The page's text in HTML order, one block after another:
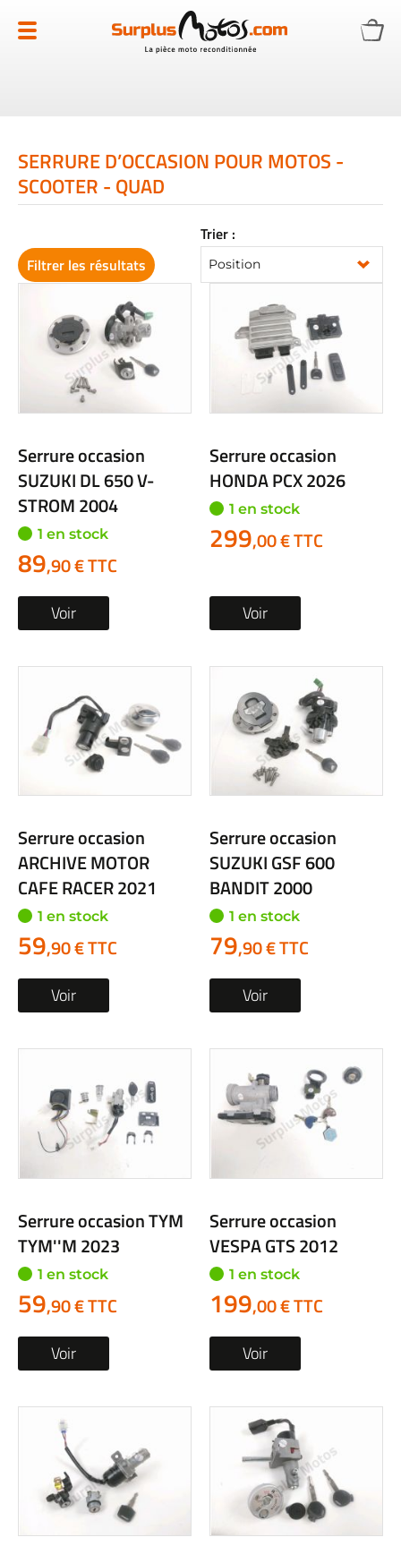
au
contenu
SERRURE D’OCCASION POUR MOTOS -
SCOOTER - QUAD
Trier :
Serrure occasion
SUZUKI DL 650 V-
STROM 2004
1 en stock
89,90 € TTC
Voir
Serrure occasion
HONDA PCX 2026
1 en stock
299,00 € TTC
Voir
Serrure occasion
ARCHIVE MOTOR
CAFE RACER 2021
1 en stock
59,90 € TTC
Voir
Serrure occasion
SUZUKI GSF 600
BANDIT 2000
1 en stock
79,90 € TTC
Voir
Serrure occasion TYM
TYM''M 2023
1 en stock
59,90 € TTC
Voir
Serrure occasion
VESPA GTS 2012
1 en stock
199,00 € TTC
Voir
Filtrer les résultats